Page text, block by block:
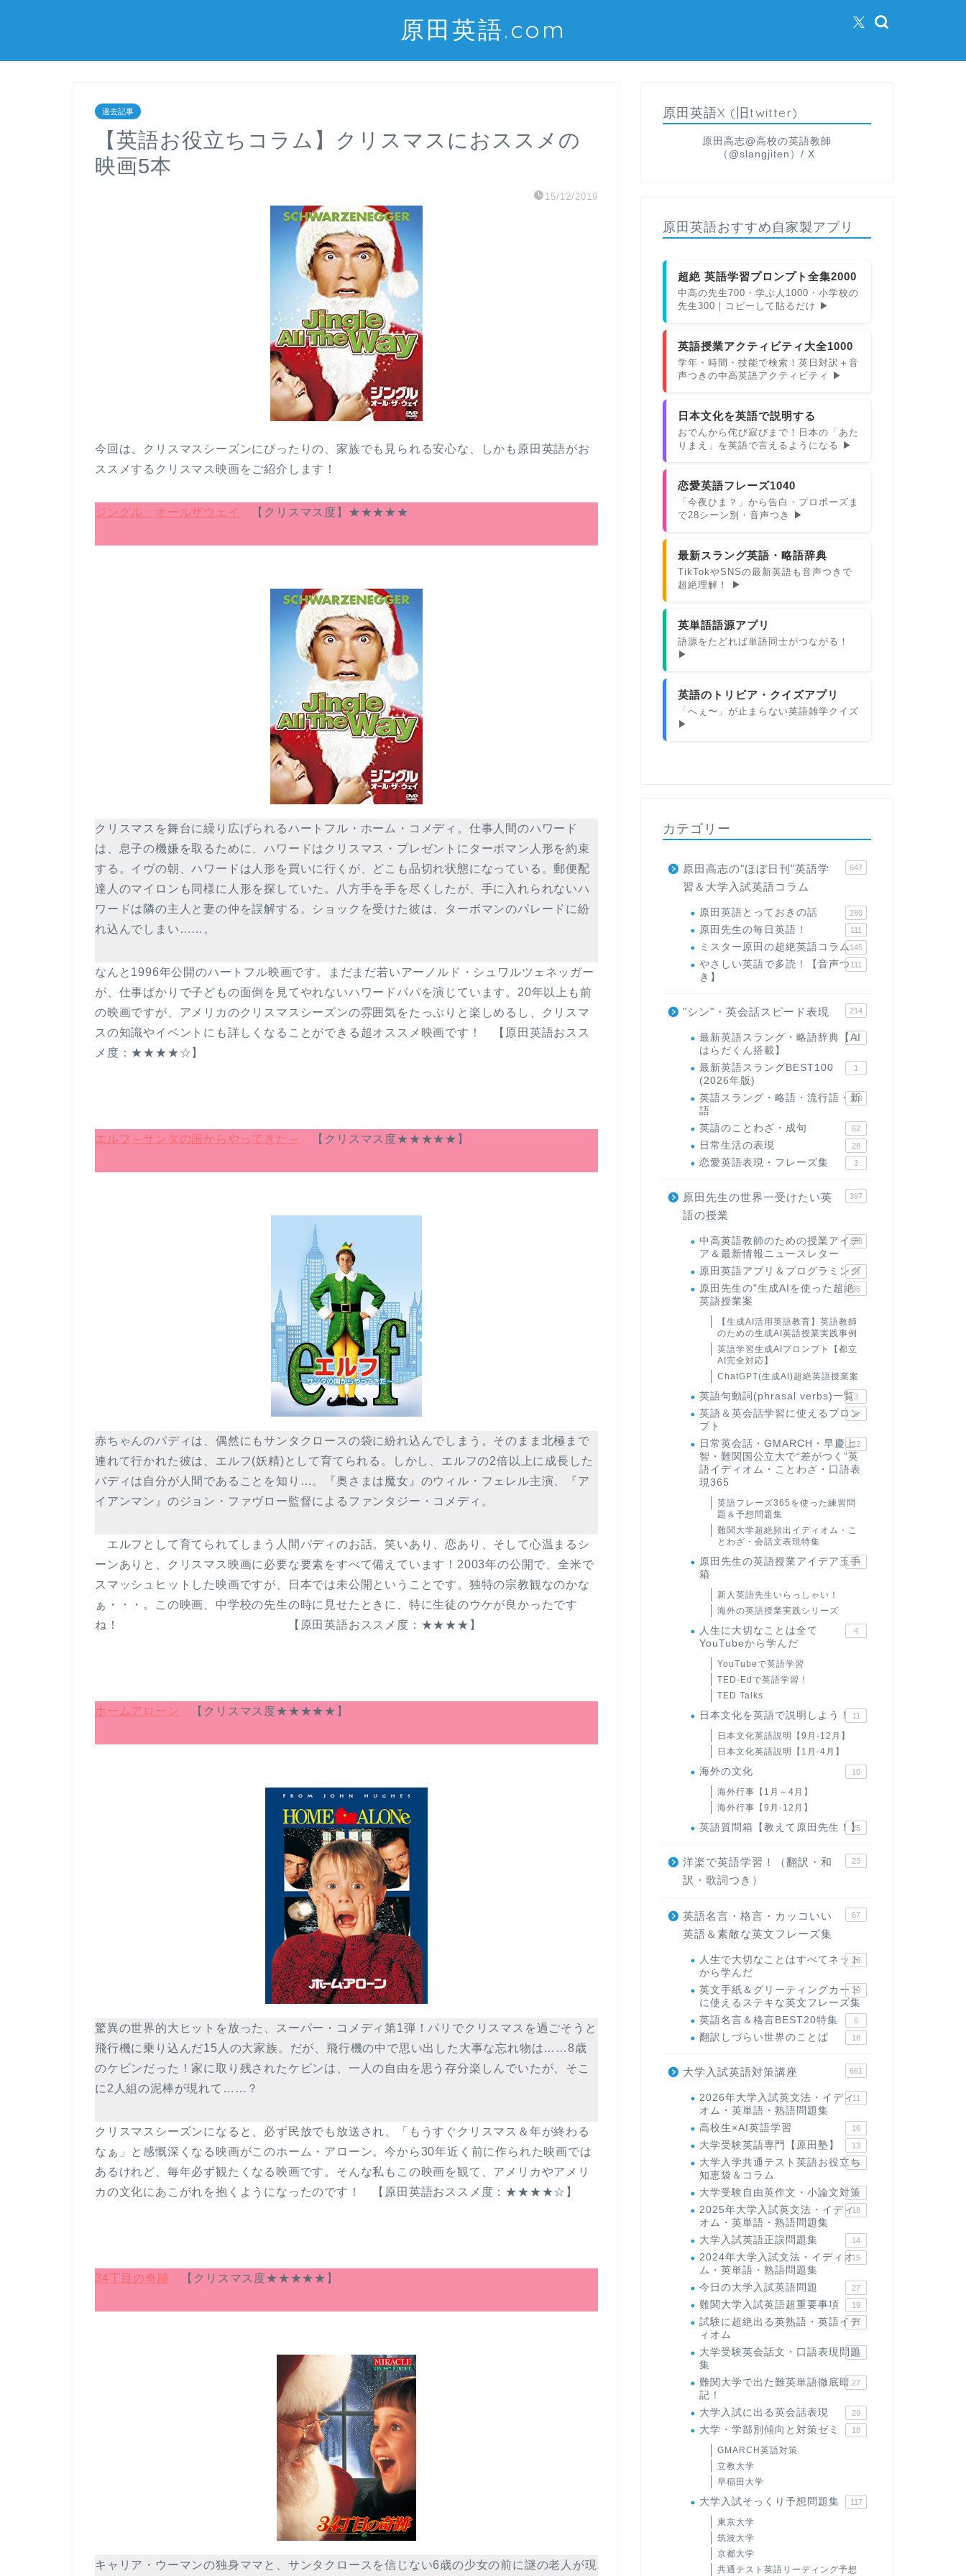
原田英語.com
過去記事
【英語お役立ちコラム】クリスマスにおススメの
映画5本
15/12/2019
今回は、クリスマスシーズンにぴったりの、家族でも見られる安心な、しかも原田英語がお
ススメするクリスマス映画をご紹介します！
ジングル・オールザウェイ 【クリスマス度】★★★★★
クリスマスを舞台に繰り広げられるハートフル・ホーム・コメディ。仕事人間のハワード
は、息子の機嫌を取るために、ハワードはクリスマス・プレゼントにターボマン人形を約束
する。イヴの朝、ハワードは人形を買いに行くが、どこも品切れ状態になっている。郵便配
達人のマイロンも同様に人形を探していた。八方手を手を尽くしたが、手に入れられないハ
ワードは隣の主人と妻の仲を誤解する。ショックを受けた彼は、ターボマンのパレードに紛
れ込んでしまい……。
なんと1996年公開のハートフル映画です。まだまだ若いアーノルド・シュワルツェネッガー
が、仕事ばかりで子どもの面倒を見てやれないハワードパパを演じています。20年以上も前
の映画ですが、アメリカのクリスマスシーズンの雰囲気をたっぷりと楽しめるし、クリスマ
スの知識やイベントにも詳しくなることができる超オススメ映画です！ 【原田英語おスス
メ度：★★★★☆】
エルフ～サンタの国からやってきた～ 【クリスマス度★★★★★】
赤ちゃんのパディは、偶然にもサンタクロースの袋に紛れ込んでしまう。そのまま北極まで
連れて行かれた彼は、エルフ(妖精)として育てられる。しかし、エルフの2倍以上に成長した
バディは自分が人間であることを知り…。『奥さまは魔女』のウィル・フェレル主演、『ア
イアンマン』のジョン・ファヴロー監督によるファンタジー・コメディ。
エルフとして育てられてしまう人間パディのお話。笑いあり、恋あり、そして心温まるシ
ーンありと、クリスマス映画に必要な要素をすべて備えています！2003年の公開で、全米で
スマッシュヒットした映画ですが、日本では未公開ということです。独特の宗教観なのかな
ぁ・・・。この映画、中学校の先生の時に見せたときに、特に生徒のウケが良かったです
ね！ 【原田英語おススメ度：★★★★】
ホームアローン 【クリスマス度★★★★★】
驚異の世界的大ヒットを放った、スーパー・コメディ第1弾！パリでクリスマスを過ごそうと
飛行機に乗り込んだ15人の大家族。だが、飛行機の中で思い出した大事な忘れ物は……8歳
のケビンだった！家に取り残されたケビンは、一人の自由を思う存分楽しんでいたが、そこ
に2人組の泥棒が現れて……？
クリスマスシーズンになると、必ず民放でも放送され、「もうすぐクリスマス＆年が終わる
なぁ」と感慨深くなる映画がこのホーム・アローン。今から30年近く前に作られた映画では
あるけれど、毎年必ず観たくなる映画です。そんな私もこの映画を観て、アメリカやアメリ
カの文化にあこがれを抱くようになったのです！ 【原田英語おススメ度：★★★★☆】
34丁目の奇跡 【クリスマス度★★★★★】
キャリア・ウーマンの独身ママと、サンタクロースを信じない6歳の少女の前に謎の老人が現
原田英語X (旧twitter)
原田高志@高校の英語教師
（@slangjiten）/ X
原田英語おすすめ自家製アプリ
超絶 英語学習プロンプト全集2000
中高の先生700・学ぶ人1000・小学校の
先生300｜コピーして貼るだけ ▶
英語授業アクティビティ大全1000
学年・時間・技能で検索！英日対訳＋音
声つきの中高英語アクティビティ ▶
日本文化を英語で説明する
おでんから侘び寂びまで！日本の「あた
りまえ」を英語で言えるようになる ▶
恋愛英語フレーズ1040
「今夜ひま？」から告白・プロポーズま
で28シーン別・音声つき ▶
最新スラング英語・略語辞典
TikTokやSNSの最新英語も音声つきで
超絶理解！ ▶
英単語語源アプリ
語源をたどれば単語同士がつながる！
▶
英語のトリビア・クイズアプリ
「へぇ〜」が止まらない英語雑学クイズ
▶
カテゴリー
原田高志の"ほぼ日刊"英語学
習＆大学入試英語コラム
647
原田英語とっておきの話 280
原田先生の毎日英語！ 111
ミスター原田の超絶英語コラム145
やさしい英語で多読！【音声つ
き】
111
"シン"・英会話スピード表現 214
最新英語スラング・略語辞典【AI
はらだくん搭載】
1
最新英語スラングBEST100
(2026年版)
1
英語スラング・略語・流行語・新
語
119
英語のことわざ・成句 62
日常生活の表現 28
恋愛英語表現・フレーズ集 3
原田先生の世界一受けたい英
語の授業
397
中高英語教師のための授業アイデ
ア＆最新情報ニュースレター
168
原田英語アプリ＆プログラミング
31
原田先生の"生成AIを使った超絶
英語授業案
95
【生成AI活用英語教育】英語教師
のための生成AI英語授業実践事例
英語学習生成AIプロンプト【都立
AI完全対応】
ChatGPT(生成AI)超絶英語授業案
英語句動詞(phrasal verbs)一覧3
英語＆英会話学習に使えるプロン
プト
6
日常英会話・GMARCH・早慶上
智・難関国公立大で“差がつく”英
語イディオム・ことわざ・口語表
現365
22
英語フレーズ365を使った練習問
題＆予想問題集
難関大学超絶頻出イディオム・こ
とわざ・会話文表現特集
原田先生の英語授業アイデア玉手
箱
24
新人英語先生いらっしゃい！
海外の英語授業実践シリーズ
人生に大切なことは全て
YouTubeから学んだ
4
YouTubeで英語学習
TED-Edで英語学習！
TED Talks
日本文化を英語で説明しよう！ 11
日本文化英語説明【9月-12月】
日本文化英語説明【1月-4月】
海外の文化 10
海外行事【1月～4月】
海外行事【9月-12月】
英語質問箱【教えて原田先生！】
25
洋楽で英語学習！（翻訳・和
訳・歌詞つき）
23
英語名言・格言・カッコいい
英語＆素敵な英文フレーズ集
67
人生で大切なことはすべてネット
から学んだ
23
英文手紙＆グリーティングカード
に使えるステキな英文フレーズ集
19
英語名言＆格言BEST20特集 6
翻訳しづらい世界のことば 18
大学入試英語対策講座 661
2026年大学入試英文法・イディ
オム・英単語・熟語問題集
11
高校生×AI英語学習 16
大学受験英語専門【原田塾】 13
大学入学共通テスト英語お役立ち
知恵袋＆コラム
45
大学受験自由英作文・小論文対策
8
2025年大学入試英文法・イディ
オム・英単語・熟語問題集
18
大学入試英語正誤問題集 14
2024年大学入試文法・イディオ
ム・英単語・熟語問題集
15
今日の大学入試英語問題 27
難関大学入試英語超重要事項 19
試験に超絶出る英熟語・英語イデ
ィオム
71
大学受験英会話文・口語表現問題
集
35
難関大学で出た難英単語徹底暗
記！
27
大学入試に出る英会話表現 29
大学・学部別傾向と対策ゼミ 18
GMARCH英語対策
立教大学
早稲田大学
大学入試そっくり予想問題集 117
東京大学
筑波大学
京都大学
共通テスト英語リーディング予想